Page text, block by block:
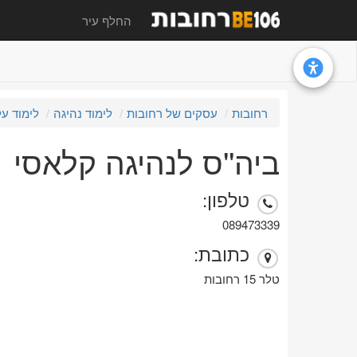
החלף עיר
רחובות עסקים של רחובות לימוד נהיגה לימוד
ביה''ס לנהיגה קלאסי
טלפון:
089473339
כתובת:
טלר 15 רחובות